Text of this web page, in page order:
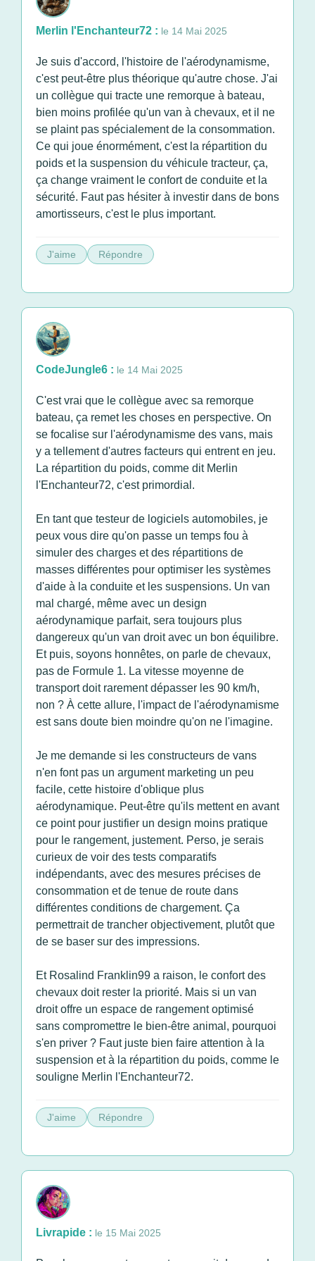
Merlin l'Enchanteur72 : le 14 Mai 2025
Je suis d'accord, l'histoire de l'aérodynamisme,
c'est peut-être plus théorique qu'autre chose. J'ai
un collègue qui tracte une remorque à bateau,
bien moins profilée qu'un van à chevaux, et il ne
se plaint pas spécialement de la consommation.
Ce qui joue énormément, c'est la répartition du
poids et la suspension du véhicule tracteur, ça,
ça change vraiment le confort de conduite et la
sécurité. Faut pas hésiter à investir dans de bons
amortisseurs, c'est le plus important.
J'aime Répondre
CodeJungle6 : le 14 Mai 2025
C'est vrai que le collègue avec sa remorque
bateau, ça remet les choses en perspective. On
se focalise sur l'aérodynamisme des vans, mais
y a tellement d'autres facteurs qui entrent en jeu.
La répartition du poids, comme dit Merlin
l'Enchanteur72, c'est primordial.
En tant que testeur de logiciels automobiles, je
peux vous dire qu'on passe un temps fou à
simuler des charges et des répartitions de
masses différentes pour optimiser les systèmes
d'aide à la conduite et les suspensions. Un van
mal chargé, même avec un design
aérodynamique parfait, sera toujours plus
dangereux qu'un van droit avec un bon équilibre.
Et puis, soyons honnêtes, on parle de chevaux,
pas de Formule 1. La vitesse moyenne de
transport doit rarement dépasser les 90 km/h,
non ? À cette allure, l'impact de l'aérodynamisme
est sans doute bien moindre qu'on ne l'imagine.
Je me demande si les constructeurs de vans
n'en font pas un argument marketing un peu
facile, cette histoire d'oblique plus
aérodynamique. Peut-être qu'ils mettent en avant
ce point pour justifier un design moins pratique
pour le rangement, justement. Perso, je serais
curieux de voir des tests comparatifs
indépendants, avec des mesures précises de
consommation et de tenue de route dans
différentes conditions de chargement. Ça
permettrait de trancher objectivement, plutôt que
de se baser sur des impressions.
Et Rosalind Franklin99 a raison, le confort des
chevaux doit rester la priorité. Mais si un van
droit offre un espace de rangement optimisé
sans compromettre le bien-être animal, pourquoi
s'en priver ? Faut juste bien faire attention à la
suspension et à la répartition du poids, comme le
souligne Merlin l'Enchanteur72.
J'aime Répondre
Livrapide : le 15 Mai 2025